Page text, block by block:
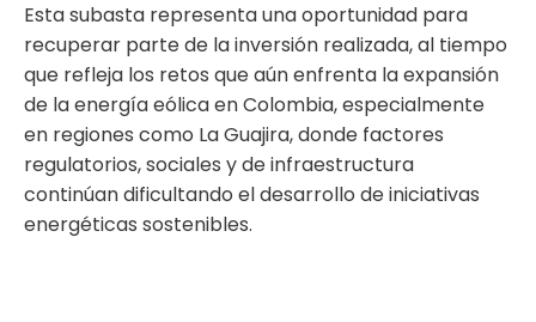
Esta subasta representa una oportunidad para
recuperar parte de la inversión realizada, al tiempo
que refleja los retos que aún enfrenta la expansión
de la energía eólica en Colombia, especialmente
en regiones como La Guajira, donde factores
regulatorios, sociales y de infraestructura
continúan dificultando el desarrollo de iniciativas
energéticas sostenibles.